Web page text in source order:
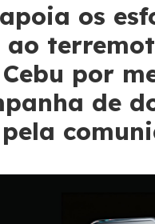
os
ao
por
de